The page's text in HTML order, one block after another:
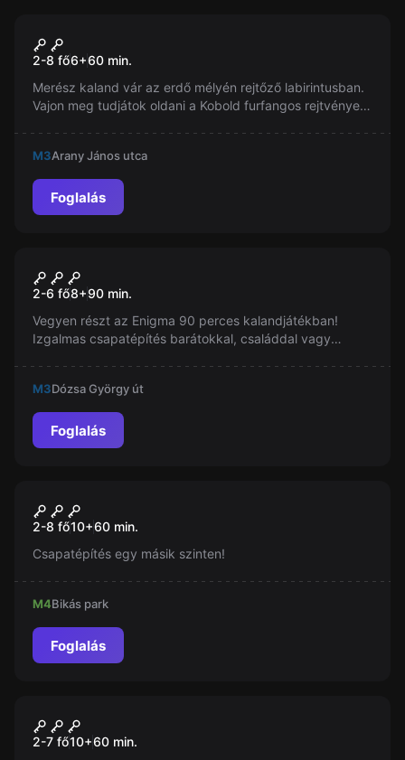
Mágikus Kastély
2-8 fő6+60 min.
Merész kaland vár az erdő mélyén rejtőző labirintusban.
Vajon meg tudjátok oldani a Kobold furfangos rejtvényeit
M3Arany János utca
Foglalás
Enigma
2-6 fő8+90 min.
Vegyen részt az Enigma 90 perces kalandjátékban!
Izgalmas csapatépítés barátokkal, családdal vagy
M3Dózsa György út
Foglalás
Új
Bottal üthetjük a nyomát!
2-8 fő10+60 min.
Csapatépítés egy másik szinten!
M4Bikás park
Foglalás
Csernobil
2-7 fő10+60 min.